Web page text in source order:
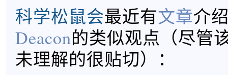
科学松鼠会最近有文章介
Deacon的类似观点（尽管
未理解的很贴切）：